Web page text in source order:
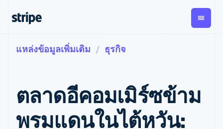
การชำระเงิน
ออนไลน์
Payment links
การชำระเงิน
รายรับ
แบบแผนล่วง
หน้า
Metronome
การเรียกเก็บ
Global
เบิกจ่าย
ตามขั้น
ตามกรณีใช้งาน
เอกสารประกอบ
ไลบรารีและ SDK
Stripe Apps
เรียนรู้
คู่มือ
แหล่งข้อมูลเพิ่มเติม ธุรกิจ
ตลาดอีคอมเมิร์ซข้าม
พรมแดนในไต้หวัน: